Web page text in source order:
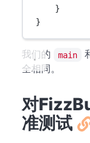
}
}
我们的 main
全相同。
对
准测试